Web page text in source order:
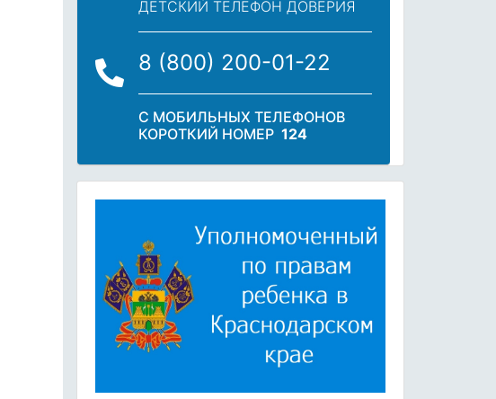
ДЕТСКИЙ ТЕЛЕФОН ДОВЕРИЯ
8 (800) 200-01-22
С МОБИЛЬНЫХ ТЕЛЕФОНОВ
КОРОТКИЙ НОМЕР 124